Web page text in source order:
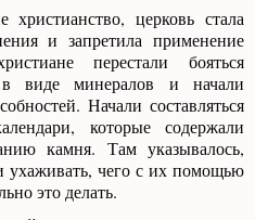
христианство, церковь стала
и запретила применение
перестали бояться
виде минералов и начали
Начали составляться
которые содержали
камня. Там указывалось,
ухаживать, чего с их помощью
это делать.